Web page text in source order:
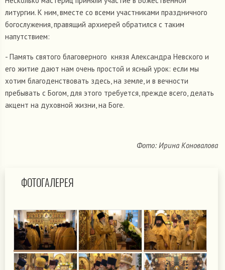
литургии. К ним, вместе со всеми участниками праздничного
богослужения, правящий архиерей обратился с таким
напутствием:
- Память святого благоверного князя Александра Невского и
его житие дают нам очень простой и ясный урок: если мы
хотим благоденствовать здесь, на земле, и в вечности
пребывать с Богом, для этого требуется, прежде всего, делать
акцент на духовной жизни, на Боге.
Фото: Ирина Коновалова
ФОТОГАЛЕРЕЯ